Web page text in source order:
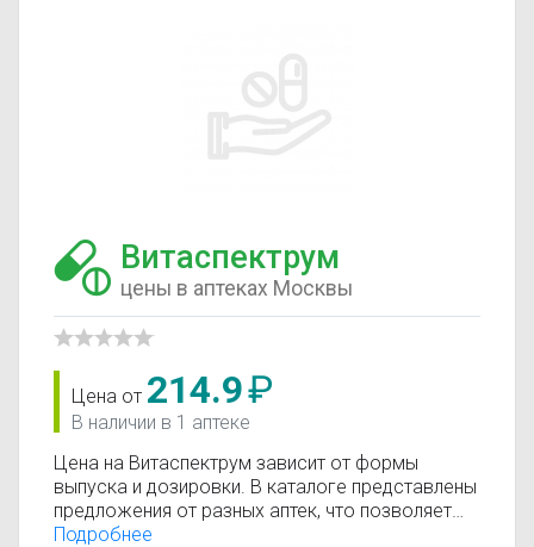
Витаспектрум
цены в аптеках Москвы
Цена от 214.9₽
В наличии в 1 аптеке
Цена на Витаспектрум зависит от формы
выпуска и дозировки. В каталоге представлены
предложения от разных аптек, что позволяет
быстро найти, где купить Витаспектрум по
Подробнее